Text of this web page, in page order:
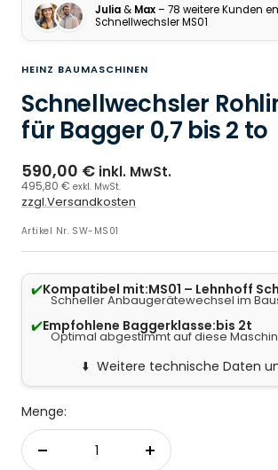
Julia & Max
Schnellwechsler MS01
HEINZ BAUMASCHINEN
Schnellwechsler
für Bagger 0,7 bis 2 to
590,00 € inkl. MwSt.
495,80 € exkl. MwSt.
zzgl.Versandkosten
Artikel Nr. SW-MS01
✔️Kompatibel mit:MS01 – Lehnhoff
Schneller Anbaugerätewechsel im
✔️Empfohlene Baggerklasse:bis 2t
Optimal abgestimmt auf diese
Weitere technische Daten
Menge:
Menge verringernMenge erhöhen